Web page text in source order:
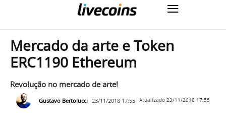
Mercado da arte e Token
ERC1190 Ethereum
Revolução no mercado de arte!
Gustavo Bertolucci 23/11/2018 17:55 Atualizado 23/11/2018 17:55